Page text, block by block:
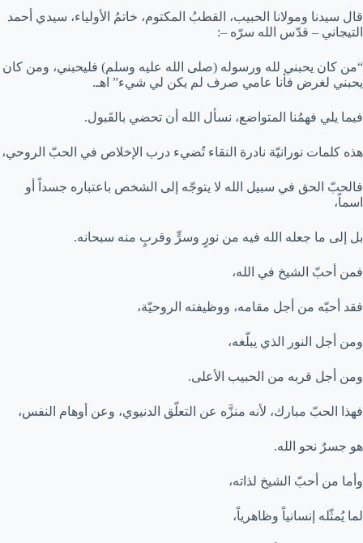
قال سيدنا ومولانا الحبيب، القطبُ المكتوم، خاتمُ الأولياء، سيدي أحمد
التيجاني – قدّس الله سرّه –:
“من كان يحبني لله ورسوله (صلى الله عليه وسلم) فليحبني، ومن كان
يحبني لغرض فأنا عامي صرف لم يكن لي شيء” اهـ.
فيما يلي فهمُنا المتواضع، نسأل الله أن تحضي بالقَبول.
هذه كلمات نورانيّة نادرة النقاء تُضيء درب الإخلاص في الحبّ الروحي،
فالحبّ الحق في سبيل الله لا يتوجّه إلى الشخص باعتباره جسداً أو
اسماً،
بل إلى ما جعله الله فيه من نورٍ وسرٍّ وقربٍ منه سبحانه.
فمن أحبّ الشيخ في الله،
فقد أحبّه من أجل مقامه، ووظيفته الروحيّة،
ومن أجل النور الذي يبلّغه،
ومن أجل قربه من الحبيب الأعلى.
فهذا الحبّ مبارك، لأنه منزَّه عن التعلّق الدنيوي، وعن أوهام النفس،
هو جسرٌ نحو الله.
وأما من أحبّ الشيخ لذاته،
لما يُمثّله إنسانياً وظاهرياً،